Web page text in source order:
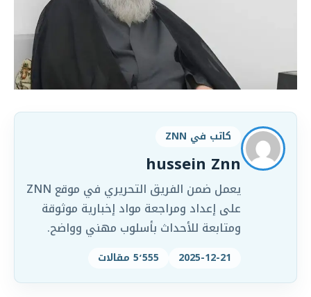
كاتب في ZNN
hussein Znn
يعمل ضمن الفريق التحريري في موقع ZNN
على إعداد ومراجعة مواد إخبارية موثوقة
ومتابعة للأحداث بأسلوب مهني وواضح.
2025-12-21 5٬555 مقالات